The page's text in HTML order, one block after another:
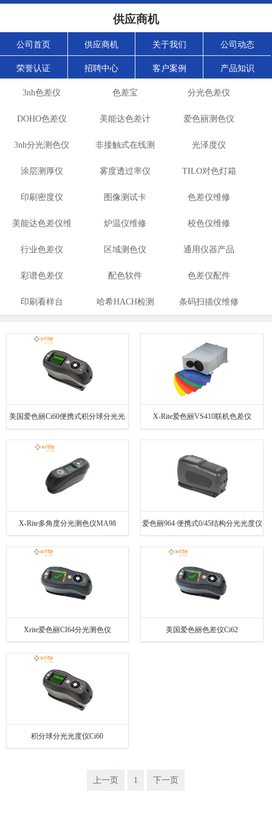
供应商机
公司首页 供应商机 关于我们 公司动态
荣誉认证 招聘中心 客户案例 产品知识
3nh色差仪 色差宝 分光色差仪
DOHO色差仪 美能达色差计 爱色丽测色仪
3nh分光测色仪 非接触式在线测
色仪
光泽度仪
涂层测厚仪 雾度透过率仪 TILO对色灯箱
印刷密度仪 图像测试卡 色差仪维修
美能达色差仪维
修
炉温仪维修 校色仪维修
行业色差仪 区域测色仪 通用仪器产品
彩谱色差仪 配色软件 色差仪配件
印刷看样台 哈希HACH检测 条码扫描仪维修
美国爱色丽Ci60便携式积分球分光光 X-Rite爱色丽VS410联机色差仪
X-Rite多角度分光测色仪MA98 爱色丽964 便携式0/45结构分光光度仪
Xrite爱色丽CI64分光测色仪 美国爱色丽色差仪Ci62
积分球分光光度仪Ci60
上一页 1 下一页